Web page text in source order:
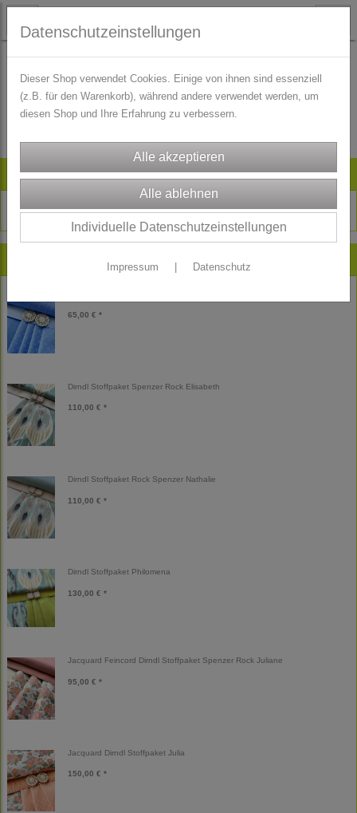
Artikelsuche
Neu im Shop
65,00 € *
Dirndl Stoffpaket Spenzer Rock Elisabeth
110,00 € *
Dirndl Stoffpaket Rock Spenzer Nathalie
110,00 € *
Dirndl Stoffpaket Philomena
130,00 € *
Jacquard Feincord Dirndl Stoffpaket Spenzer Rock Juliane
95,00 € *
Jacquard Dirndl Stoffpaket Julia
150,00 € *
Es wurden leider keine Produkte gefunden.
Datenschutzeinstellungen
Dieser Shop verwendet Cookies. Einige von ihnen sind essenziell
(z.B. für den Warenkorb), während andere verwendet werden, um
diesen Shop und Ihre Erfahrung zu verbessern.
Individuelle Datenschutzeinstellungen
Impressum Datenschutz